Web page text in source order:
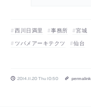
西川日満里 事務所 宮城
ツバメアーキテクツ
仙台
2014.11.20 Thu 10:50 permalink